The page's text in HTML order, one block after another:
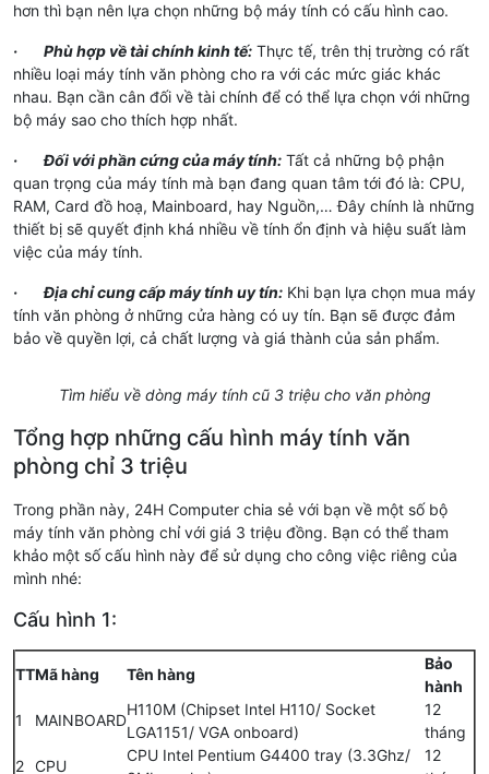
hơn thì bạn nên lựa chọn những bộ máy tính có cấu hình cao.
· Phù hợp về tài chính kinh tế: Thực tế, trên thị trường có rất
nhiều loại máy tính văn phòng cho ra với các mức giác khác
nhau. Bạn cần cân đối về tài chính để có thể lựa chọn với những
bộ máy sao cho thích hợp nhất.
· Đối với phần cứng của máy tính: Tất cả những bộ phận
quan trọng của máy tính mà bạn đang quan tâm tới đó là: CPU,
RAM, Card đồ hoạ, Mainboard, hay Nguồn,… Đây chính là những
thiết bị sẽ quyết định khá nhiều về tính ổn định và hiệu suất làm
việc của máy tính.
· Địa chỉ cung cấp máy tính uy tín: Khi bạn lựa chọn mua máy
tính văn phòng ở những cửa hàng có uy tín. Bạn sẽ được đảm
bảo về quyền lợi, cả chất lượng và giá thành của sản phẩm.
Tìm hiểu về dòng máy tính cũ 3 triệu cho văn phòng
Tổng hợp những cấu hình máy tính văn
phòng chỉ 3 triệu
Trong phần này, 24H Computer chia sẻ với bạn về một số bộ
máy tính văn phòng chỉ với giá 3 triệu đồng. Bạn có thể tham
khảo một số cấu hình này để sử dụng cho công việc riêng của
mình nhé:
Cấu hình 1:
TTMã hàng Tên hàng
Bảo
hành
1
MAINBOARD
H110M (Chipset Intel H110/ Socket
LGA1151/ VGA onboard)
12
tháng
2 CPU
CPU Intel Pentium G4400 tray (3.3Ghz/
12